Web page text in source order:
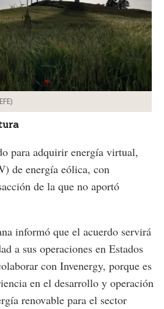
EFE)
para adquirir energía virtual,
de energía eólica, con
de la que no aportó
informó que el acuerdo servirá
a sus operaciones en Estados
con Invenergy, porque es
en el desarrollo y operación
renovable para el sector